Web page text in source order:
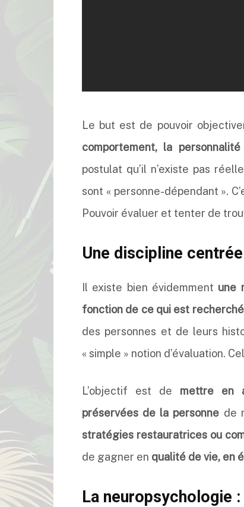
Le but est de pouvoir
comportement, la
postulat qu’il n’existe pas
sont « personne-dépendant ».
Pouvoir évaluer et tenter de
Une discipline
Il existe bien évidemment une
fonction de ce qui est
des personnes et de leurs
« simple » notion d’évaluation.
L’objectif est de mettre en
préservées de la personne de
stratégies restauratrices ou
de gagner en qualité de vie, en
La neuropsychologie